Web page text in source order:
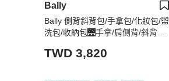
Bally
Bally 側背斜背包/手拿包/化妝包/盥
洗包/收納包🌉手拿/肩側背/斜背🌉
🌉自➕加鏈條斜背最🔥🔥
TWD 3,820